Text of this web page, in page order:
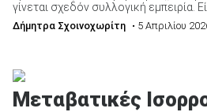
γίνεται σχεδόν συλλογική εμπειρία.
Δήμητρα Σχοινοχωρίτη • 5 Απριλίου
Μεταβατικές